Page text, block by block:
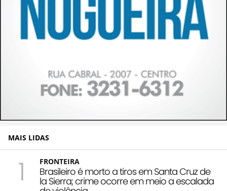
MAIS LIDAS
1 FRONTEIRA
Brasileiro é morto a tiros em Santa Cruz de
la Sierra; crime ocorre em meio a escalada